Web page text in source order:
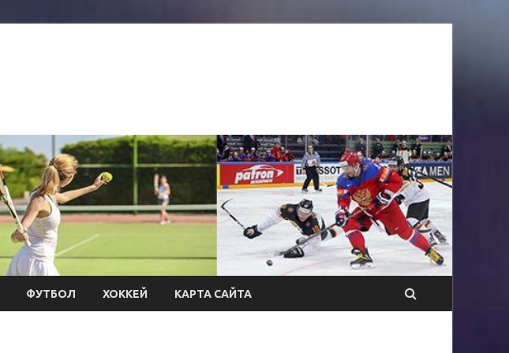
ФУТБОЛ ХОККЕЙ КАРТА САЙТА